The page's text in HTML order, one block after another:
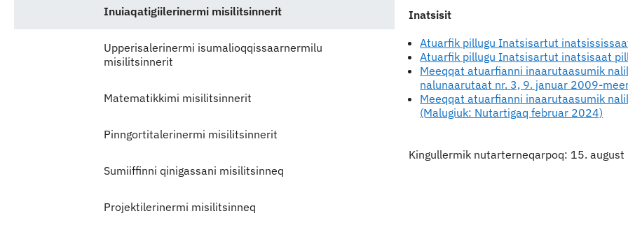
Inatsisit
Atuarfik pillugu Inatsisartut
Atuarfik pillugu Inatsisartut inatsisaat
Meeqqat atuarfianni inaarutaasumik
nalunaarutaat nr. 3, 9. januar 2009-
Meeqqat atuarfianni inaarutaasumik
(Malugiuk: Nutartigaq februar 2024)
Kingullermik nutarterneqarpoq: 15.
Inuiaqatigiilerinermi misilitsinnerit
Upperisalerinermi isumalioqqissaarnermilu
misilitsinnerit
Matematikkimi misilitsinnerit
Pinngortitalerinermi misilitsinnerit
Sumiiffinni qinigassani misilitsinneq
Projektilerinermi misilitsinneq